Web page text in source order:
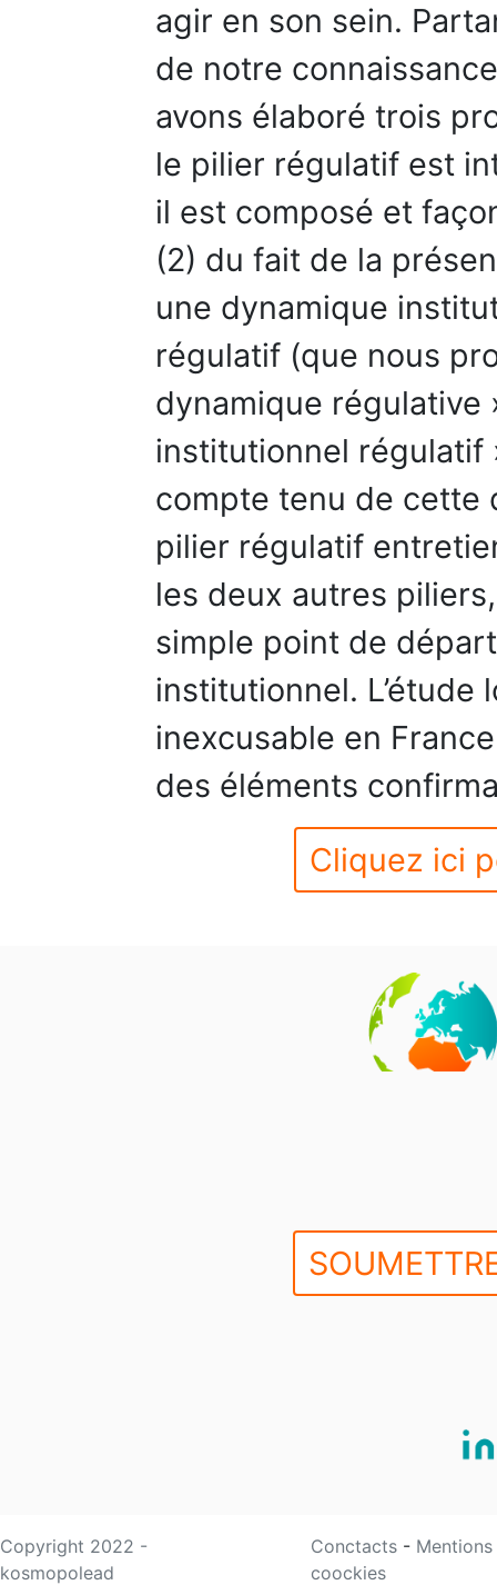
agir en son sein.
de notre
avons élaboré trois
le pilier régulatif est
il est composé et
(2) du fait de la
une dynamique
régulatif (que nous
dynamique régulative
institutionnel régulatif
compte tenu de cette
pilier régulatif
les deux autres
simple point de
institutionnel.
inexcusable en
des éléments
Cliquez ici
Copyright 2022 -
kosmopolead
Conctacts -
coockies